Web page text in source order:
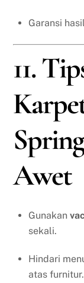
Garansi
11.
Awet
Gunakan
sekali.
Hindari
atas furnitur.